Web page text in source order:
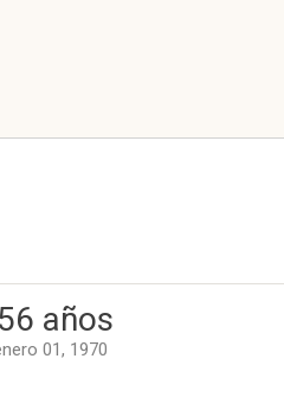
años
01, 1970